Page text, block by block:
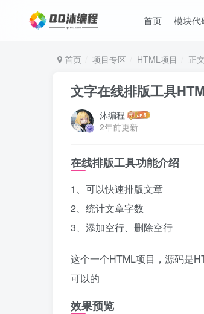
首页 模块代
首页 项目专区 HTML项目 正文
文字在线排版工具
沐编程
2年前更新
在线排版工具功能介绍
1、可以快速排版文章
2、统计文章字数
3、添加空行、删除空行
这个一个HTML项目，源码是
可以的
效果预览